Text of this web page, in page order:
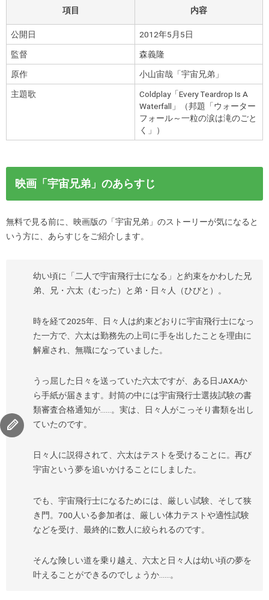
項目 内容
公開日 2012年5月5日
監督 森義隆
原作 小山宙哉「宇宙兄弟」
主題歌
Coldplay「Every Teardrop Is A
Waterfall」（邦題「ウォーター
フォール～一粒の涙は滝のごと
く」）
映画「宇宙兄弟」のあらすじ
無料で見る前に、映画版の「宇宙兄弟」のストーリーが気になると
いう方に、あらすじをご紹介します。
幼い頃に「二人で宇宙飛行士になる」と約束をかわした兄
弟、兄・六太（むった）と弟・日々人（ひびと）。
時を経て2025年、日々人は約束どおりに宇宙飛行士になっ
た一方で、六太は勤務先の上司に手を出したことを理由に
解雇され、無職になっていました。
うっ屈した日々を送っていた六太ですが、ある日JAXAか
ら手紙が届きます。封筒の中には宇宙飛行士選抜試験の書
類審査合格通知が……。実は、日々人がこっそり書類を出し
ていたのです。
日々人に説得されて、六太はテストを受けることに。再び
宇宙という夢を追いかけることにしました。
でも、宇宙飛行士になるためには、厳しい試験、そして狭
き門。700人いる参加者は、厳しい体力テストや適性試験
などを受け、最終的に数人に絞られるのです。
そんな険しい道を乗り越え、六太と日々人は幼い頃の夢を
叶えることができるのでしょうか……。